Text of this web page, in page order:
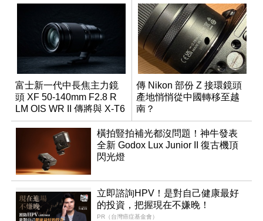
富士新一代中長焦主力鏡
頭 XF 50-140mm F2.8 R
LM OIS WR II 傳將與 X-T6
同步亮相
傳 Nikon 部份 Z 接環鏡頭
產地悄悄從中國轉移至越
南？
橫拍豎拍補光都沒問題！神牛發表
全新 Godox Lux Junior II 復古機頂
閃光燈
立即諮詢HPV！是對自己健康最好
的投資，把握現在不嫌晚！
PR（台灣癌症基金會）